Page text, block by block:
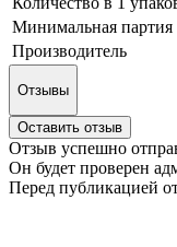
Минимальная партия
Производитель
Отзывы
Оставить отзыв
Отзыв успешно
Он будет проверен
Перед публикацией